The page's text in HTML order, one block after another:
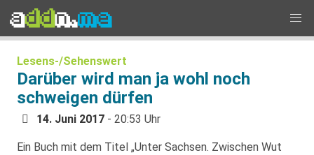
Lesens-/Sehenswert
Darüber wird man ja wohl noch
schweigen dürfen
14. Juni 2017 - 20:53 Uhr
Ein Buch mit dem Titel „Unter Sachsen. Zwischen Wut